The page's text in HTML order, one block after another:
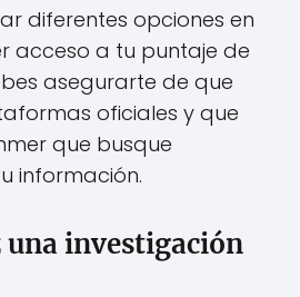
diferentes opciones en
acceso a tu puntaje de
asegurarte de que
oficiales y que
que busque
información.
una investigación